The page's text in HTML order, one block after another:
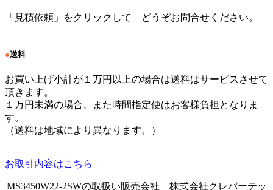
「見積依頼」をクリックして どうぞお問合せください。
●送料
お買い上げ小計が１万円以上の場合は送料はサービスさせて
頂きます。
１万円未満の場合、また時間指定便はお客様負担となりま
す。
（送料は地域により異なります。）
お取引内容はこちら
MS3450W22-2SWの取扱い販売会社 株式会社クレバーテッ